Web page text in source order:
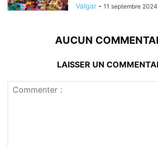
Valgar - 11 septembre 2024
AUCUN
LAISSER UN